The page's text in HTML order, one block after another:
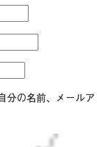
分の名前、メールア